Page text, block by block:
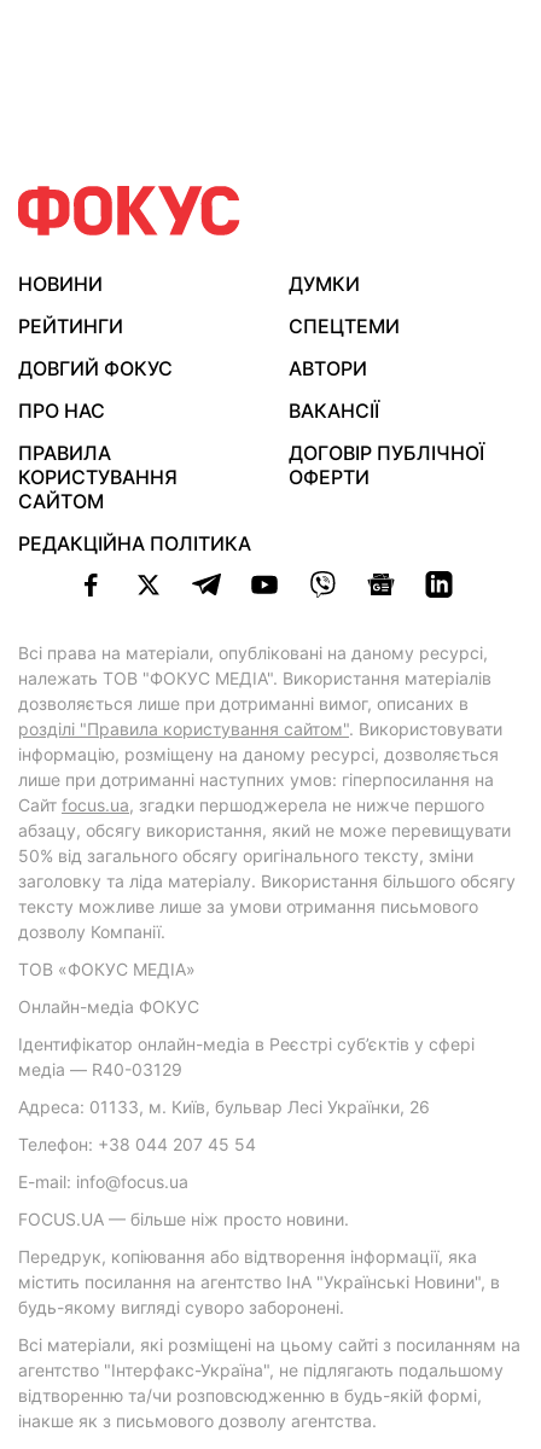
НОВИНИ
ДУМКИ
РЕЙТИНГИ
СПЕЦТЕМИ
ДОВГИЙ ФОКУС
АВТОРИ
ПРО НАС
ВАКАНСІЇ
ПРАВИЛА
КОРИСТУВАННЯ
САЙТОМ
ДОГОВІР ПУБЛІЧНОЇ
ОФЕРТИ
РЕДАКЦІЙНА ПОЛІТИКА
Всі права на матеріали, опубліковані на даному ресурсі,
належать ТОВ "ФОКУС МЕДІА". Використання матеріалів
дозволяється лише при дотриманні вимог, описаних в
розділі "Правила користування сайтом". Використовувати
інформацію, розміщену на даному ресурсі, дозволяється
лише при дотриманні наступних умов: гіперпосилання на
Cайт focus.ua, згадки першоджерела не нижче першого
абзацу, обсягу використання, який не може перевищувати
50% від загального обсягу оригінального тексту, зміни
заголовку та ліда матеріалу. Використання більшого обсягу
тексту можливе лише за умови отримання письмового
дозволу Компанії.
ТОВ «ФОКУС МЕДІА»
Онлайн-медіа ФОКУС
Ідентифікатор онлайн-медіа в Реєстрі суб’єктів у сфері
медіа — R40-03129
Адреса: 01133, м. Київ, бульвар Лесі Українки, 26
Телефон: +38 044 207 45 54
E-mail: info@focus.ua
FOCUS.UA — більше ніж просто новини.
Передрук, копіювання або відтворення інформації, яка
містить посилання на агентство ІнА "Українські Новини", в
будь-якому вигляді суворо заборонені.
Всі матеріали, які розміщені на цьому сайті з посиланням на
агентство "Інтерфакс-Україна", не підлягають подальшому
відтворенню та/чи розповсюдженню в будь-якій формі,
інакше як з письмового дозволу агентства.